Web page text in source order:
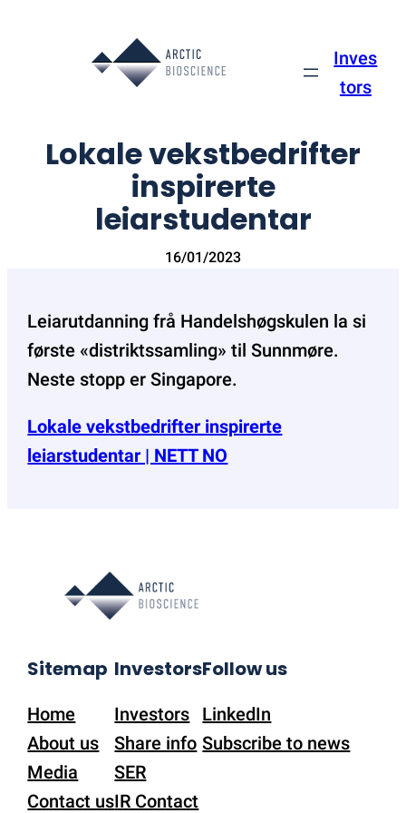
Inves
tors
Lokale vekstbedrifter
inspirerte
leiarstudentar
16/01/2023
Leiarutdanning frå Handelshøgskulen la si
første «distriktssamling» til Sunnmøre.
Neste stopp er Singapore.
Lokale vekstbedrifter inspirerte
leiarstudentar | NETT NO
Sitemap
Home
About us
Media
Contact us
Investors
Investors
Share info
SER
IR Contact
Follow us
LinkedIn
Subscribe to news